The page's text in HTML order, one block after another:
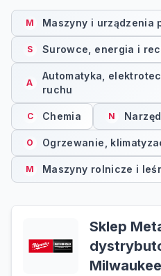
M Maszyny i urządzenia
S Surowce, energia i
A
Automatyka,
ruchu
C Chemia N
O Ogrzewanie,
M Maszyny rolnicze i
Sklep
Milwaukee